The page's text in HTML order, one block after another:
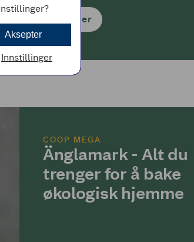
Les mer
COOP MEGA
Änglamark - Alt du
trenger for å bake
økologisk hjemme
Aksepter
Innstillinger